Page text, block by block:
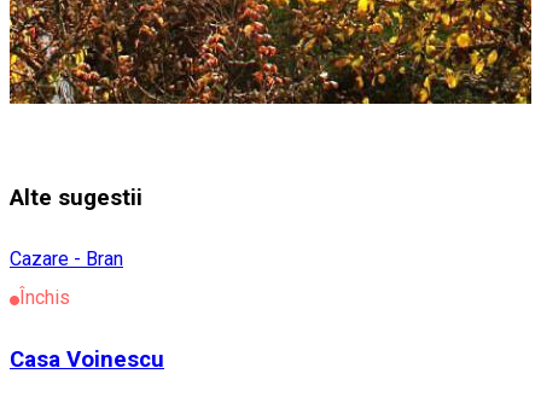
Alte sugestii
Cazare - Bran
Închis
Casa Voinescu